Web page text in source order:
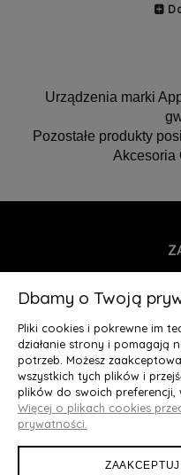
Urządzenia marki
Pozostałe produkty
Akcesoria
Deluxury.pl
Dbamy o Twoją
Pliki cookies i pokrewne im
działanie strony i pomagają
potrzeb. Możesz
wszystkich tych plików i
plików do swoich preferencji,
Więcej o plikach cookies
prywatności.